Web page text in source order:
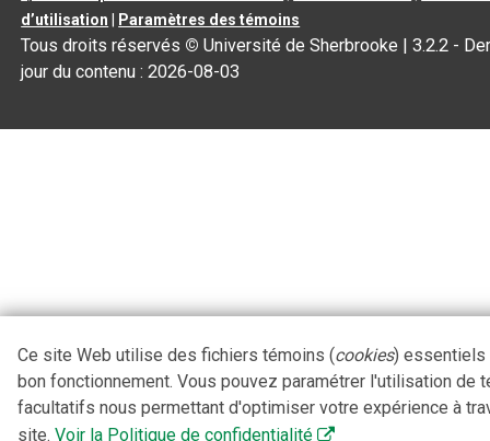
d’utilisation
Paramètres des témoins
Tous droits réservés © Université de Sherbrooke |3.2.2 -
jour du contenu :2026-08-03
Ce site Web utilise des fichiers témoins (cookies) essentiels
bon fonctionnement. Vous pouvez paramétrer l'utilisation de
facultatifs nous permettant d'optimiser votre expérience à
site. Voir la Politique de confidentialité